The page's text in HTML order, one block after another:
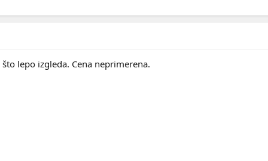
lepo izgleda. Cena neprimerena.